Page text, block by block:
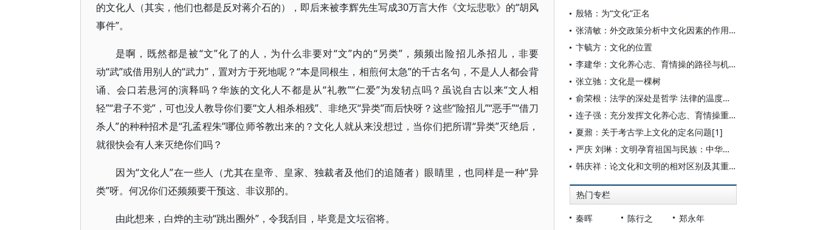
的文化人（其实，他们也都是反对蒋介石的），即后来被李辉先生写成30万言大作《文坛悲歌》的“胡风
事件”。
是啊，既然都是被“文”化了的人，为什么非要对“文”内的“另类”，频频出险招儿杀招儿，非要
动“武”或借用别人的“武力”，置对方于死地呢？“本是同根生，相煎何太急”的千古名句，不是人人都会背
诵、会口若悬河的演释吗？华族的文化人不都是从“礼教”“仁爱”为发轫点吗？虽说自古以来“文人相
轻”“君子不党”，可也没人教导你们要“文人相杀相残”、非绝灭“异类”而后快呀？这些“险招儿”“恶手”“借刀
杀人”的种种招术是“孔孟程朱”哪位师爷教出来的？文化人就从来没想过，当你们把所谓“异类”灭绝后，
就很快会有人来灭绝你们吗？
因为“文化人”在一些人（尤其在皇帝、皇家、独裁者及他们的追随者）眼睛里，也同样是一种“异
类”呀。何况你们还频频要干预这、非议那的。
由此想来，白烨的主动“跳出圈外”，令我刮目，毕竟是文坛宿将。
殷辂：为“文化”正名
张清敏：外交政策分析中文化因素的作用与地位
卞毓方：文化的位置
李建华：文化养心志、育情操的路径与机理
张立驰：文化是一棵树
俞荣根：法学的深处是哲学 法律的温度在文化
连子强：充分发挥文化养心志、育情操重要作用
夏鼐：关于考古学上文化的定名问题[1]
严庆 刘琳：文明孕育祖国与民族：中华民族共同体理论的标志性支撑
韩庆祥：论文化和文明的相对区别及其重大意义
热门专栏
秦晖 陈行之
郑永年